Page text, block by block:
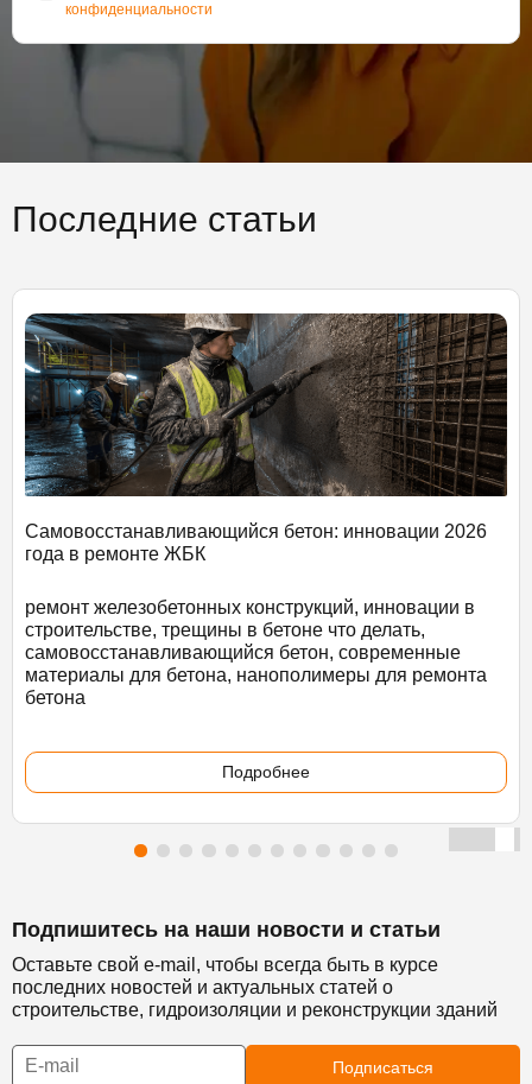
конфиденциальности
Последние статьи
Самовосстанавливающийся бетон: инновации 2026
года в ремонте ЖБК
ремонт железобетонных конструкций, инновации в
строительстве, трещины в бетоне что делать,
самовосстанавливающийся бетон, современные
материалы для бетона, нанополимеры для ремонта
бетона
Подробнее
Подпишитесь на наши новости и статьи
Оставьте свой e-mail, чтобы всегда быть в курсе
последних новостей и актуальных статей о
строительстве, гидроизоляции и реконструкции зданий
Подписаться